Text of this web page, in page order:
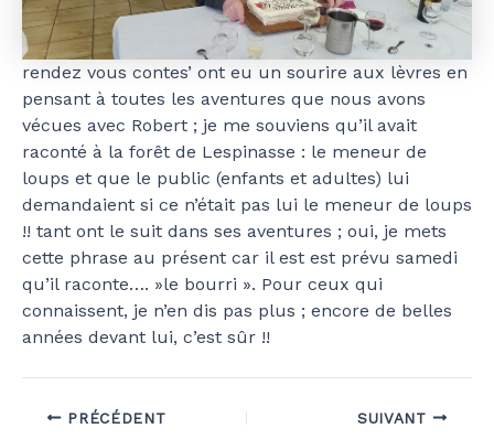
rendez vous contes’ ont eu un sourire aux lèvres en
pensant à toutes les aventures que nous avons
vécues avec Robert ; je me souviens qu’il avait
raconté à la forêt de Lespinasse : le meneur de
loups et que le public (enfants et adultes) lui
demandaient si ce n’était pas lui le meneur de loups
!! tant ont le suit dans ses aventures ; oui, je mets
cette phrase au présent car il est est prévu samedi
qu’il raconte…. »le bourri ». Pour ceux qui
connaissent, je n’en dis pas plus ; encore de belles
années devant lui, c’est sûr !!
PRÉCÉDENT SUIVANT